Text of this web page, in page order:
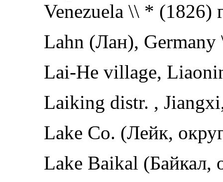
Venezuela \\ * (1826)
Lahn (Лан), Germany
Lai-He village,
Laiking distr. ,
Lake Co. (Лейк,
Lake Baikal (Байкал,